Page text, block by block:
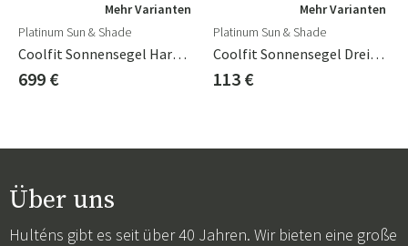
Mehr Varianten
Platinum Sun & Shade
Coolfit Sonnensegel Harmonica 200x500cm Grau
699 €
Mehr Varianten
Platinum Sun & Shade
Coolfit Sonnensegel Dreieckig 360 X 360 Cm Grün
113 €
Über uns
Hulténs gibt es seit über 40 Jahren. Wir bieten eine große